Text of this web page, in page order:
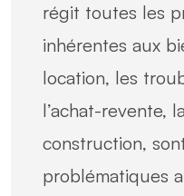
régit toutes les
inhérentes aux
location, les
l’achat-revente,
construction,
problématiques